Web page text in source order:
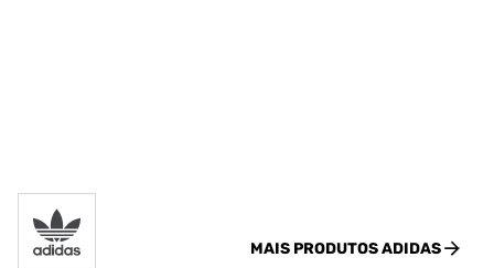
MAIS PRODUTOSADIDAS